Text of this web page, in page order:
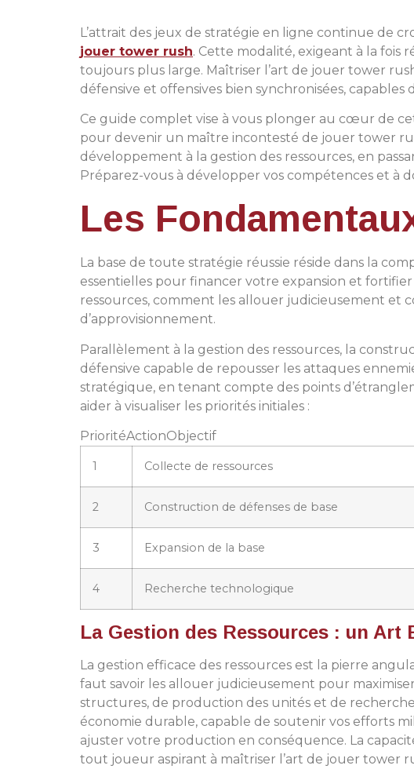
L’attrait des jeux de stratégie en ligne continue de
jouer tower rush. Cette modalité, exigeant à la
toujours plus large. Maîtriser l’art de jouer tower
défensive et offensives bien synchronisées, capables
Ce guide complet vise à vous plonger au cœur de
pour devenir un maître incontesté de jouer tower
développement à la gestion des ressources, en
Préparez-vous à développer vos compétences et à
Les
La base de toute stratégie réussie réside dans la
essentielles pour financer votre expansion et
ressources, comment les allouer judicieusement
d’approvisionnement.
Parallèlement à la gestion des ressources, la
défensive capable de repousser les attaques
stratégique, en tenant compte des points
aider à visualiser les priorités initiales :
PrioritéActionObjectif
1 Collecte de ressources
2 Construction de défenses de base
3 Expansion de la base
4 Recherche technologique
La Gestion des Ressources : un Art
La gestion efficace des ressources est la pierre
faut savoir les allouer judicieusement pour
structures, de production des unités et de
économie durable, capable de soutenir vos efforts
ajuster votre production en conséquence. La
tout joueur aspirant à maîtriser l’art de jouer tower